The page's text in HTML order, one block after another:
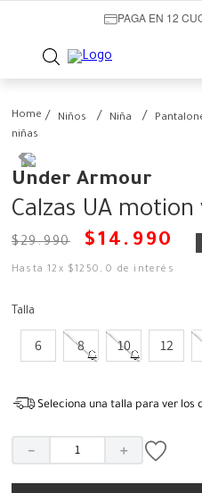
PAGA EN 12
Niños Niña
niñas
Under Armour
Calzas UA
$29.990 $14 . 990
Hasta12 x $1250 ,0 de interés
Talla
6 8 10 12
Seleciona una talla para ver los
＋
－